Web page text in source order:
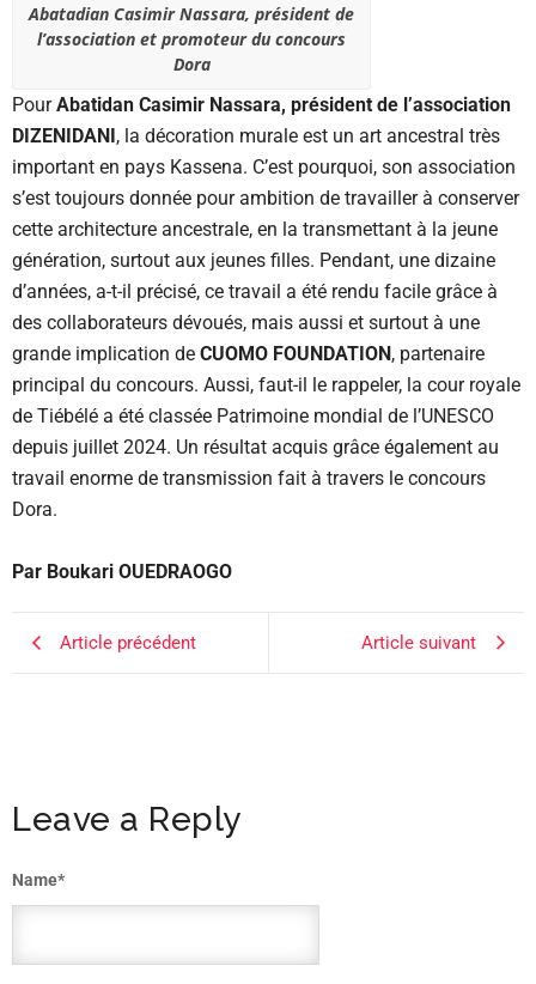
Abatadian Casimir Nassara, président de
l’association et promoteur du concours
Dora
PourAbatidan Casimir Nassara, président de l’association
DIZENIDANI, la décoration murale est un art ancestral très
important en pays Kassena. C’est pourquoi, son association
s’est toujours donnée pour ambition de travailler à conserver
cette architecture ancestrale, en la transmettant à la jeune
génération, surtout aux jeunes filles. Pendant, une dizaine
d’années, a-t-il précisé, ce travail a été rendu facile grâce à
des collaborateurs dévoués, mais aussi et surtout à une
grande implication de CUOMO FOUNDATION, partenaire
principal du concours. Aussi, faut-il le rappeler, la cour royale
de Tiébélé a été classée Patrimoine mondial de l’UNESCO
depuis juillet 2024. Un résultat acquis grâce également au
travail enorme de transmission fait à travers le concours
Dora.
Par Boukari OUEDRAOGO
Article précédent Article suivant
Leave a Reply
Name*